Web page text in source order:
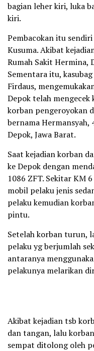
bagian leher kiri, luka
kiri.
Pembacokan itu
Kusuma. Akibat
Rumah Sakit Hermina,
Sementara itu,
Firdaus,
Depok telah
korban pengeroyokan
bernama Hermansyah,
Depok, Jawa Barat.
Saat kejadian korban
ke Depok dengan
1086 ZFT. Sekitar KM
mobil pelaku jenis
pelaku kemudian
pintu.
Setelah korban turun,
pelaku yg berjumlah
antaranya
pelakunya melarikan
Akibat kejadian tsb
dan tangan, lalu
sempat ditolong oleh